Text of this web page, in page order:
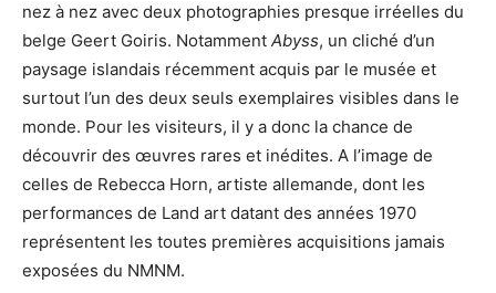
nez à nez avec deux photographies presque irréelles du
belge Geert Goiris. Notamment Abyss, un cliché d’un
paysage islandais récemment acquis par le musée et
surtout l’un des deux seuls exemplaires visibles dans le
monde. Pour les visiteurs, il y a donc la chance de
découvrir des œuvres rares et inédites. A l’image de
celles de Rebecca Horn, artiste allemande, dont les
performances de Land art datant des années 1970
représentent les toutes premières acquisitions jamais
exposées du NMNM.